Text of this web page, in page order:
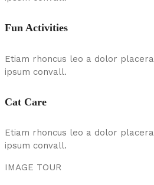
Fun Activities
Etiam rhoncus leo a dolor
ipsum convall.
Cat Care
Etiam rhoncus leo a dolor
ipsum convall.
IMAGE TOUR